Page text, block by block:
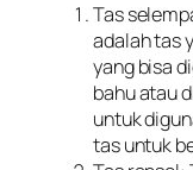
Tas
adalah tas
yang bisa
bahu atau
untuk
tas untuk